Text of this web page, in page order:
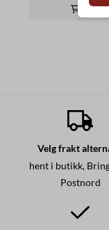
Kjøp
Velg frakt
hent i butikk,
Postnord